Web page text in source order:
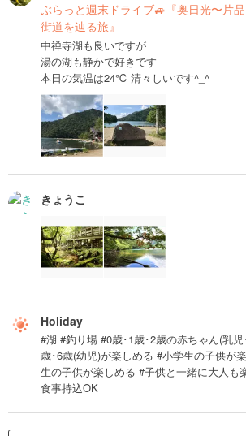
ぶらっと週末ドライブ🚙『奥日光〜片
街道を辿る旅』
中禅寺湖も良いですが
湯の湖も静かで好きです
本日の気温は24℃ 清々しいです^_^
きょうこ
Holiday
#湖 #釣り場 #0歳･1歳･2歳の赤ちゃん(乳
歳･6歳(幼児)が楽しめる #小学生の子供が
生の子供が楽しめる #子供と一緒に大人も
食事持込OK